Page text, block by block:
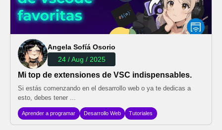
Angela Sofíá Osorio
24 / Aug / 2025
Mi top de extensiones de VSC indispensables.
Si estás comenzando en el desarrollo web o ya te dedicas a
esto, debes tener ...
Aprender a programar Desarrollo Web Tutoriales